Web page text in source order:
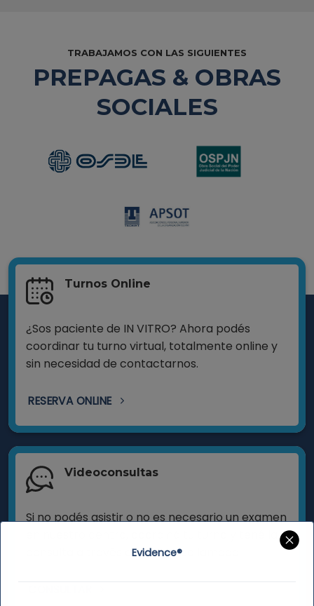
TRABAJAMOS CON LAS SIGUIENTES
PREPAGAS & OBRAS
SOCIALES
Turnos Online
¿Sos paciente de IN VITRO? Ahora podés
coordinar tu turno virtual, totalmente online y
sin necesidad de contactarnos.
RESERVA ONLINE
Videoconsultas
Si no podés asistir o no es necesario un examen
consulta a través de una videollamada
Evidence®